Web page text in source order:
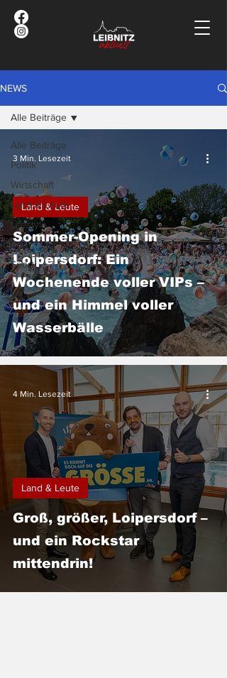
NEWS
Alle Beiträge
Politik
Wirtschaft
Land & Leute
Lifestyle
Top
Sport
Alle Beiträge
Sommer-Opening in
Loipersdorf: Ein
Wochenende voller VIPs –
und ein Himmel voller
Wasserbälle
Land & Leute
3 Min. Lesezeit
Groß, größer, Loipersdorf –
und ein Rockstar
mittendrin!
Land & Leute
4 Min. Lesezeit